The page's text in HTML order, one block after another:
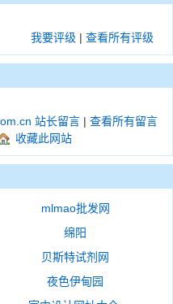
我要评级 | 查看所有评级
站长留言 | 查看所有留言
收藏此网站
mlmao批发网
绵阳
贝斯特试剂网
夜色伊甸园